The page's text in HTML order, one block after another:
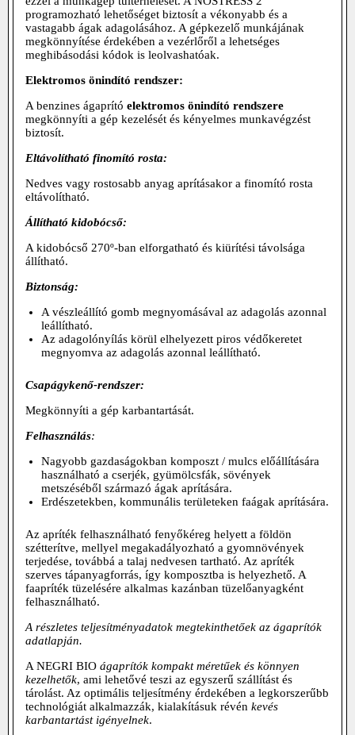
programozható lehetőséget biztosít a vékonyabb és a
vastagabb ágak adagolásához. A gépkezelő munkájának
megkönnyítése érdekében a vezérlőről a lehetséges
meghibásodási kódok is leolvashatóak.
Elektromos önindító rendszer:
A benzines ágaprító elektromos önindító rendszere
megkönnyíti a gép kezelését és kényelmes munkavégzést
biztosít.
Eltávolítható finomító rosta:
Nedves vagy rostosabb anyag aprításakor a finomító rosta
eltávolítható.
Állítható kidobócső:
A kidobócső 270º-ban elforgatható és kiürítési távolsága
állítható.
Biztonság:
A vészleállító gomb megnyomásával az adagolás azonnal
leállítható.
Az adagolónyílás körül elhelyezett piros védőkeretet
megnyomva az adagolás azonnal leállítható.
Csapágykenő-rendszer:
Megkönnyíti a gép karbantartását.
Felhasználás:
Nagyobb gazdaságokban komposzt / mulcs előállítására
használható a cserjék, gyümölcsfák, sövények
metszéséből származó ágak aprítására.
Erdészetekben, kommunális területeken faágak aprítására.
Az apríték felhasználható fenyőkéreg helyett a földön
szétterítve, mellyel megakadályozható a gyomnövények
terjedése, továbbá a talaj nedvesen tartható. Az apríték
szerves tápanyagforrás, így komposztba is helyezhető. A
faapríték tüzelésére alkalmas kazánban tüzelőanyagként
felhasználható.
A részletes teljesítményadatok megtekinthetőek az ágaprítók
adatlapján.
A NEGRI BIO ágaprítók kompakt méretűek és könnyen
kezelhetők, ami lehetővé teszi az egyszerű szállítást és
tárolást. Az optimális teljesítmény érdekében a legkorszerűbb
technológiát alkalmazzák, kialakításuk révén kevés
karbantartást igényelnek.